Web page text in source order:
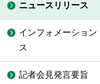
ニュースリリース
インフォメーション
ス
記者会見発言要旨